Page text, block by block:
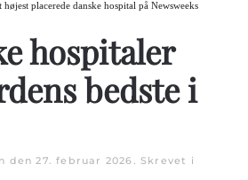
placerede danske hospital på Newsweeks
hospitaler
bedste i
den27. februar 2026. Skrevet i